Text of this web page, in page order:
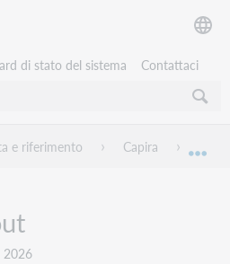
di stato del sistema Contattaci
globale
e riferimento Capira
2026